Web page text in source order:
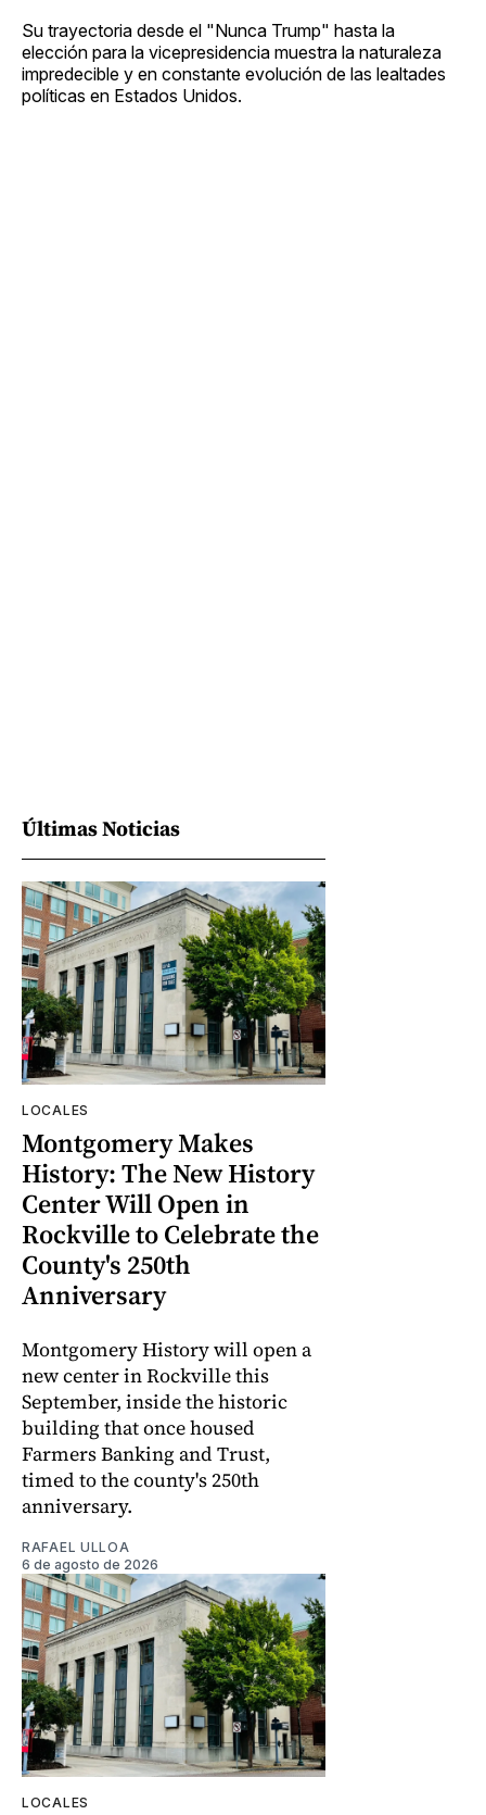
Su trayectoria desde el "Nunca Trump" hasta la
elección para la vicepresidencia muestra la naturaleza
impredecible y en constante evolución de las lealtades
políticas en Estados Unidos.
Últimas Noticias
LOCALES
Montgomery Makes
History: The New History
Center Will Open in
Rockville to Celebrate the
County's 250th
Anniversary
Montgomery History will open a
new center in Rockville this
September, inside the historic
building that once housed
Farmers Banking and Trust,
timed to the county's 250th
anniversary.
RAFAEL ULLOA
6 de agosto de 2026
LOCALES